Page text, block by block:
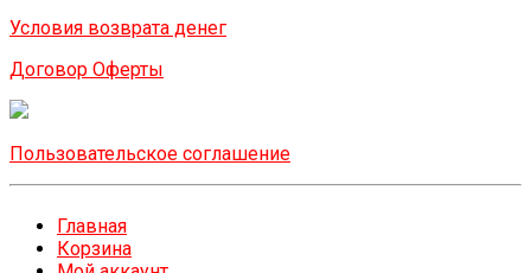
Условия возврата денег
Договор Оферты
Пользовательское соглашение
Главная
Корзина